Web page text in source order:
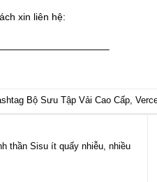
xin liên hệ:
Bộ Sưu Tập Vải Cao Cấp,
thần Sisu ít quấy nhiễu, nhiều